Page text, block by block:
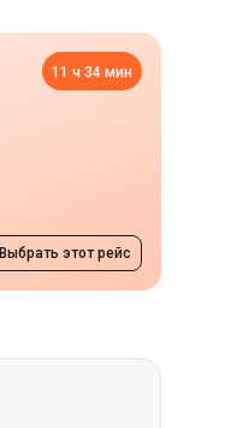
11 ч 34 мин
Выбрать этот рейс